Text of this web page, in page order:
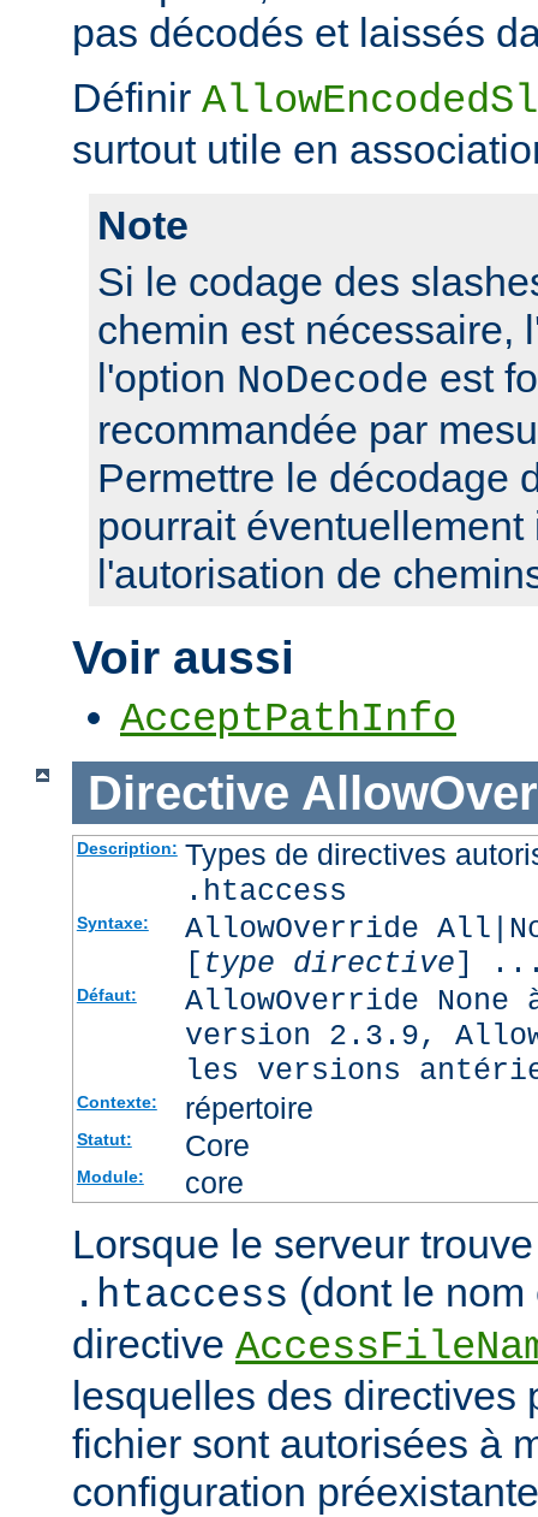
pas décodés et laissés
Définir
surtout utile en
Note
Si le codage des
chemin est nécessaire,
l'option NoDecode est
recommandée par
Permettre le décodage
pourrait éventuellement
l'autorisation de
Voir aussi
AcceptPathInfo
Directive
Description: Types de directives
.htaccess
Syntaxe:
AllowOverride
[ type directive]
Défaut:
AllowOverride
version 2.3.9,
les versions
Contexte: répertoire
Statut: Core
Module: core
Lorsque le serveur
.htaccess (dont le
directive
lesquelles des directives
fichier sont autorisées à
configuration